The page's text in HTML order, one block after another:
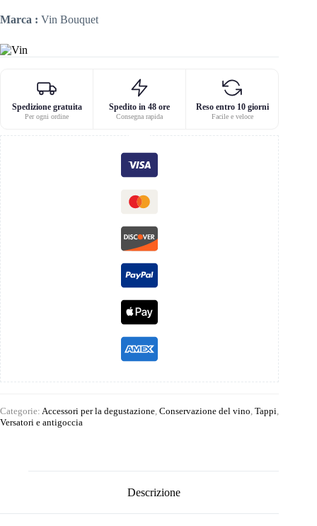
Marca : Vin Bouquet
Spedizione gratuita
Per ogni ordine
Spedito in 48 ore
Consegna rapida
Reso entro 10 giorni
Facile e veloce
Categorie: Accessori per la degustazione Conservazione del vino Tappi
Versatori e antigoccia
Descrizione